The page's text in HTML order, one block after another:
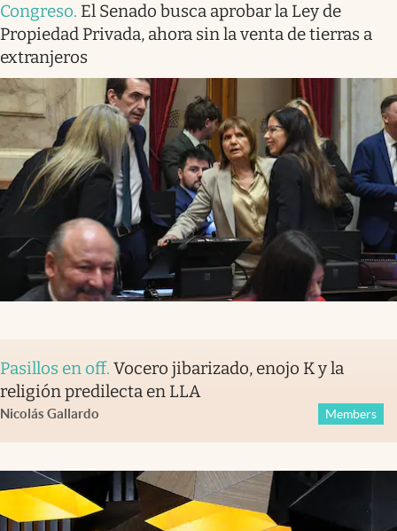
Congreso. El Senado busca aprobar la Ley de
Propiedad Privada, ahora sin la venta de tierras a
extranjeros
Pasillos en off. Vocero jibarizado, enojo K y la
religión predilecta en LLA
Nicolás Gallardo Members